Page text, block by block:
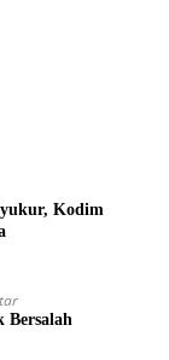
Kodim
Bersalah